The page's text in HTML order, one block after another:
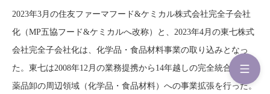
2023年3月の住友ファーマフード&ケミカル株式会社完全子会社
化（MP五協フード&ケミカルへ改称）と、2023年4月の東七株式
会社完全子会社化は、化学品・食品材料事業の取り込みとなっ
た。東七は2008年12月の業務提携から14年越しの完全統合で、医
薬品卸の周辺領域（化学品・食品材料）への事業拡張を行った。